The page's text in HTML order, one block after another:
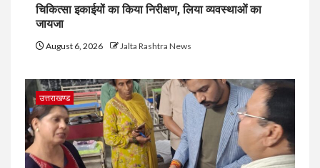
चिकित्सा इकाईयों का किया निरीक्षण, लिया व्यवस्थाओं का
जायजा
August 6, 2026 Jalta Rashtra News
उत्तराखण्ड